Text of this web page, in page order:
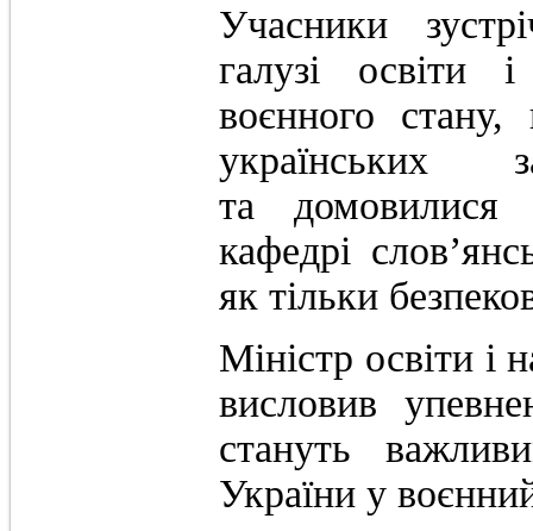
Учасники
галузі освіти
воєнного стану,
українських
та
кафедрі
як тільки
Міністр освіти і
висловив
стануть
України у